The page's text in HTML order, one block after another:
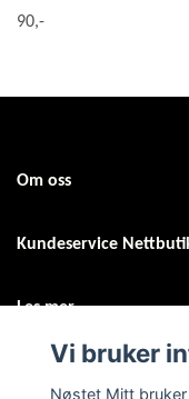
90,-
Om oss
Kundeservice
Les mer
Vi bruker
Nøstet Mitt